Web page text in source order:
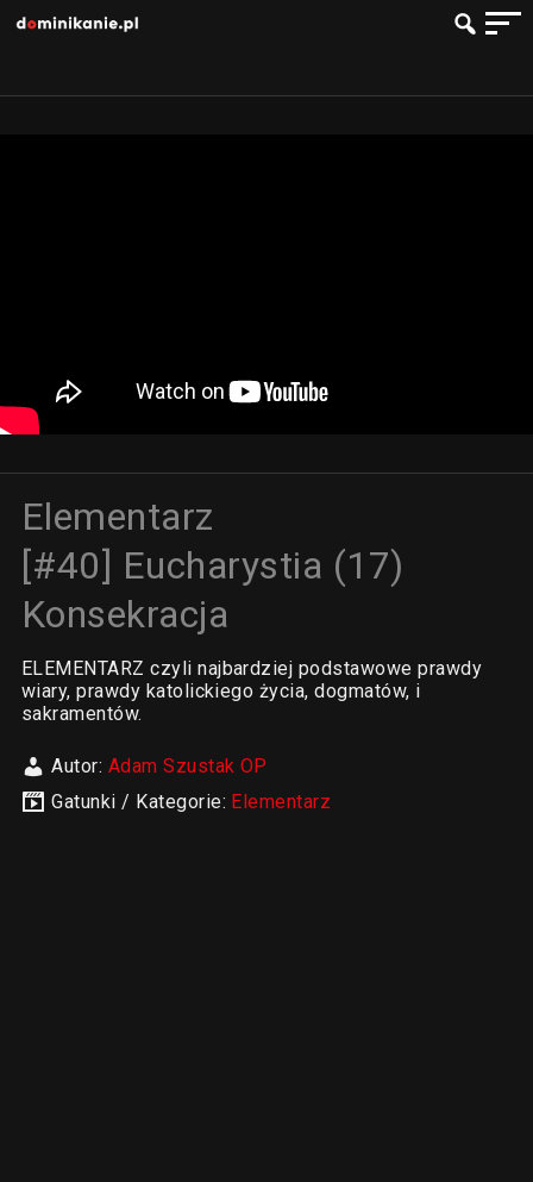
Elementarz
[#40] Eucharystia (17)
Konsekracja
ELEMENTARZ czyli najbardziej podstawowe prawdy
wiary, prawdy katolickiego życia, dogmatów, i
sakramentów.
Autor: Adam Szustak OP
Gatunki / Kategorie: Elementarz